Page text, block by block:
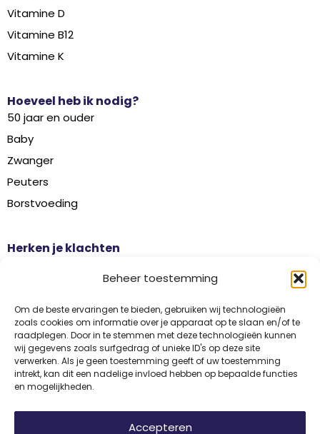
Beheer toestemming
Om de beste ervaringen te bieden, gebruiken wij technologieën
zoals cookies om informatie over je apparaat op te slaan en/of te
raadplegen. Door in te stemmen met deze technologieën kunnen
wij gegevens zoals surfgedrag of unieke ID's op deze site
verwerken. Als je geen toestemming geeft of uw toestemming
intrekt, kan dit een nadelige invloed hebben op bepaalde functies
en mogelijkheden.
Accepteren
Vitamine D
Vitamine B12
Vitamine K
Hoeveel heb ik nodig?
50 jaar en ouder
Baby
Zwanger
Peuters
Borstvoeding
Herken je klachten
Griep
Haaruitval
Overgangsklachten
DisclaimerPrivacyAlgemene voorwaarden